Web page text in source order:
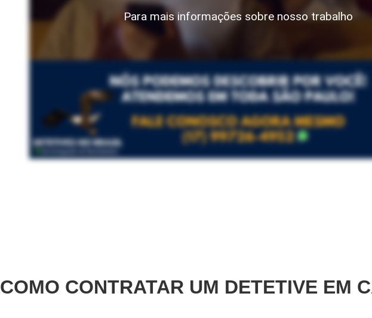
Para mais informações sobre nosso trabalho
COMO CONTRATAR UM DETETIVE EM